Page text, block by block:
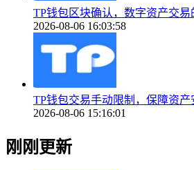
TP钱包区块确认，数字资产交易
2026-08-06 16:03:58
TP钱包交易手动限制，保障资
2026-08-06 15:16:01
刚刚更新